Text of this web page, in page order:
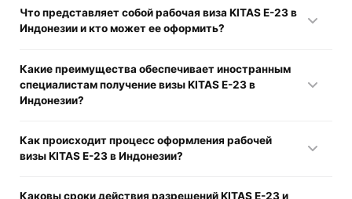
Что представляет собой рабочая виза KITAS E-23 в
Индонезии и кто может ее оформить?
трудоустройство и проживание в Индонезии для
иностранных резидентов. Она предоставляется только
тем, у кого есть действующий трудовой контракт или
работодателя, который выступает спонсором и
подтверждает законность найма.
Какие преимущества обеспечивает иностранным
специалистам получение визы KITAS E-23 в
Индонезии?
Индонезии, получать налоговый идентификационный
номер (NPWP), участвовать в государственных
свободно пересекать границы страны без оформления
Как происходит процесс оформления рабочей
визы KITAS E-23 в Индонезии?
Каковы сроки действия разрешений KITAS E-23 и